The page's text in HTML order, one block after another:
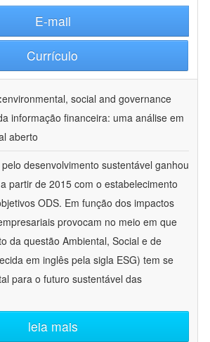
E-mail
Currículo
environmental, social and governance
informação financeira: uma análise em
aberto
desenvolvimento sustentável ganhou
partir de 2015 com o estabelecimento
ODS. Em função dos impactos
provocam no meio em que
da questão Ambiental, Social e de
em inglês pela sigla ESG) tem se
para o futuro sustentável das
leia mais